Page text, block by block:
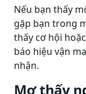
Nếu bạn thấy
gặp bạn trong
thấy cơ hội
báo hiệu vận
nhận.
Mơ thấy